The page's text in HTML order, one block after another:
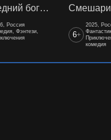
Последний богатырь. Колобок
Россия
Фэнтези,
6+
2025,
комедия